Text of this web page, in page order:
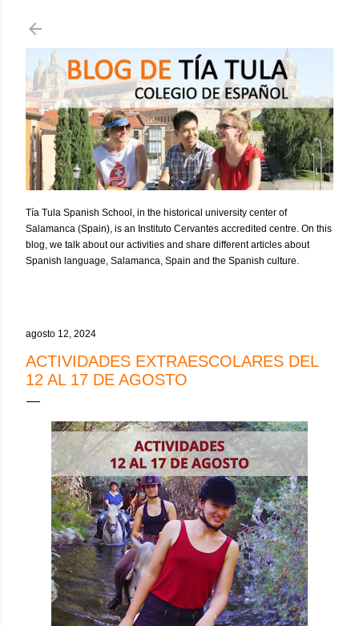
Tía Tula Spanish School, in the historical university center of
Salamanca (Spain), is an Instituto Cervantes accredited centre. On this
blog, we talk about our activities and share different articles about
Spanish language, Salamanca, Spain and the Spanish culture.
agosto 12, 2024
ACTIVIDADES EXTRAESCOLARES DEL
12 AL 17 DE AGOSTO